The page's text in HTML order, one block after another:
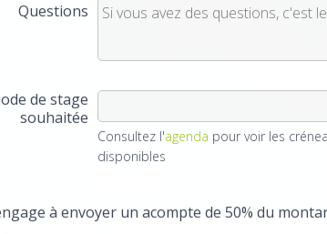
Questions
de stage
souhaitée
Consultez l'agenda pour voir les
disponibles
à envoyer un acompte de 50% du